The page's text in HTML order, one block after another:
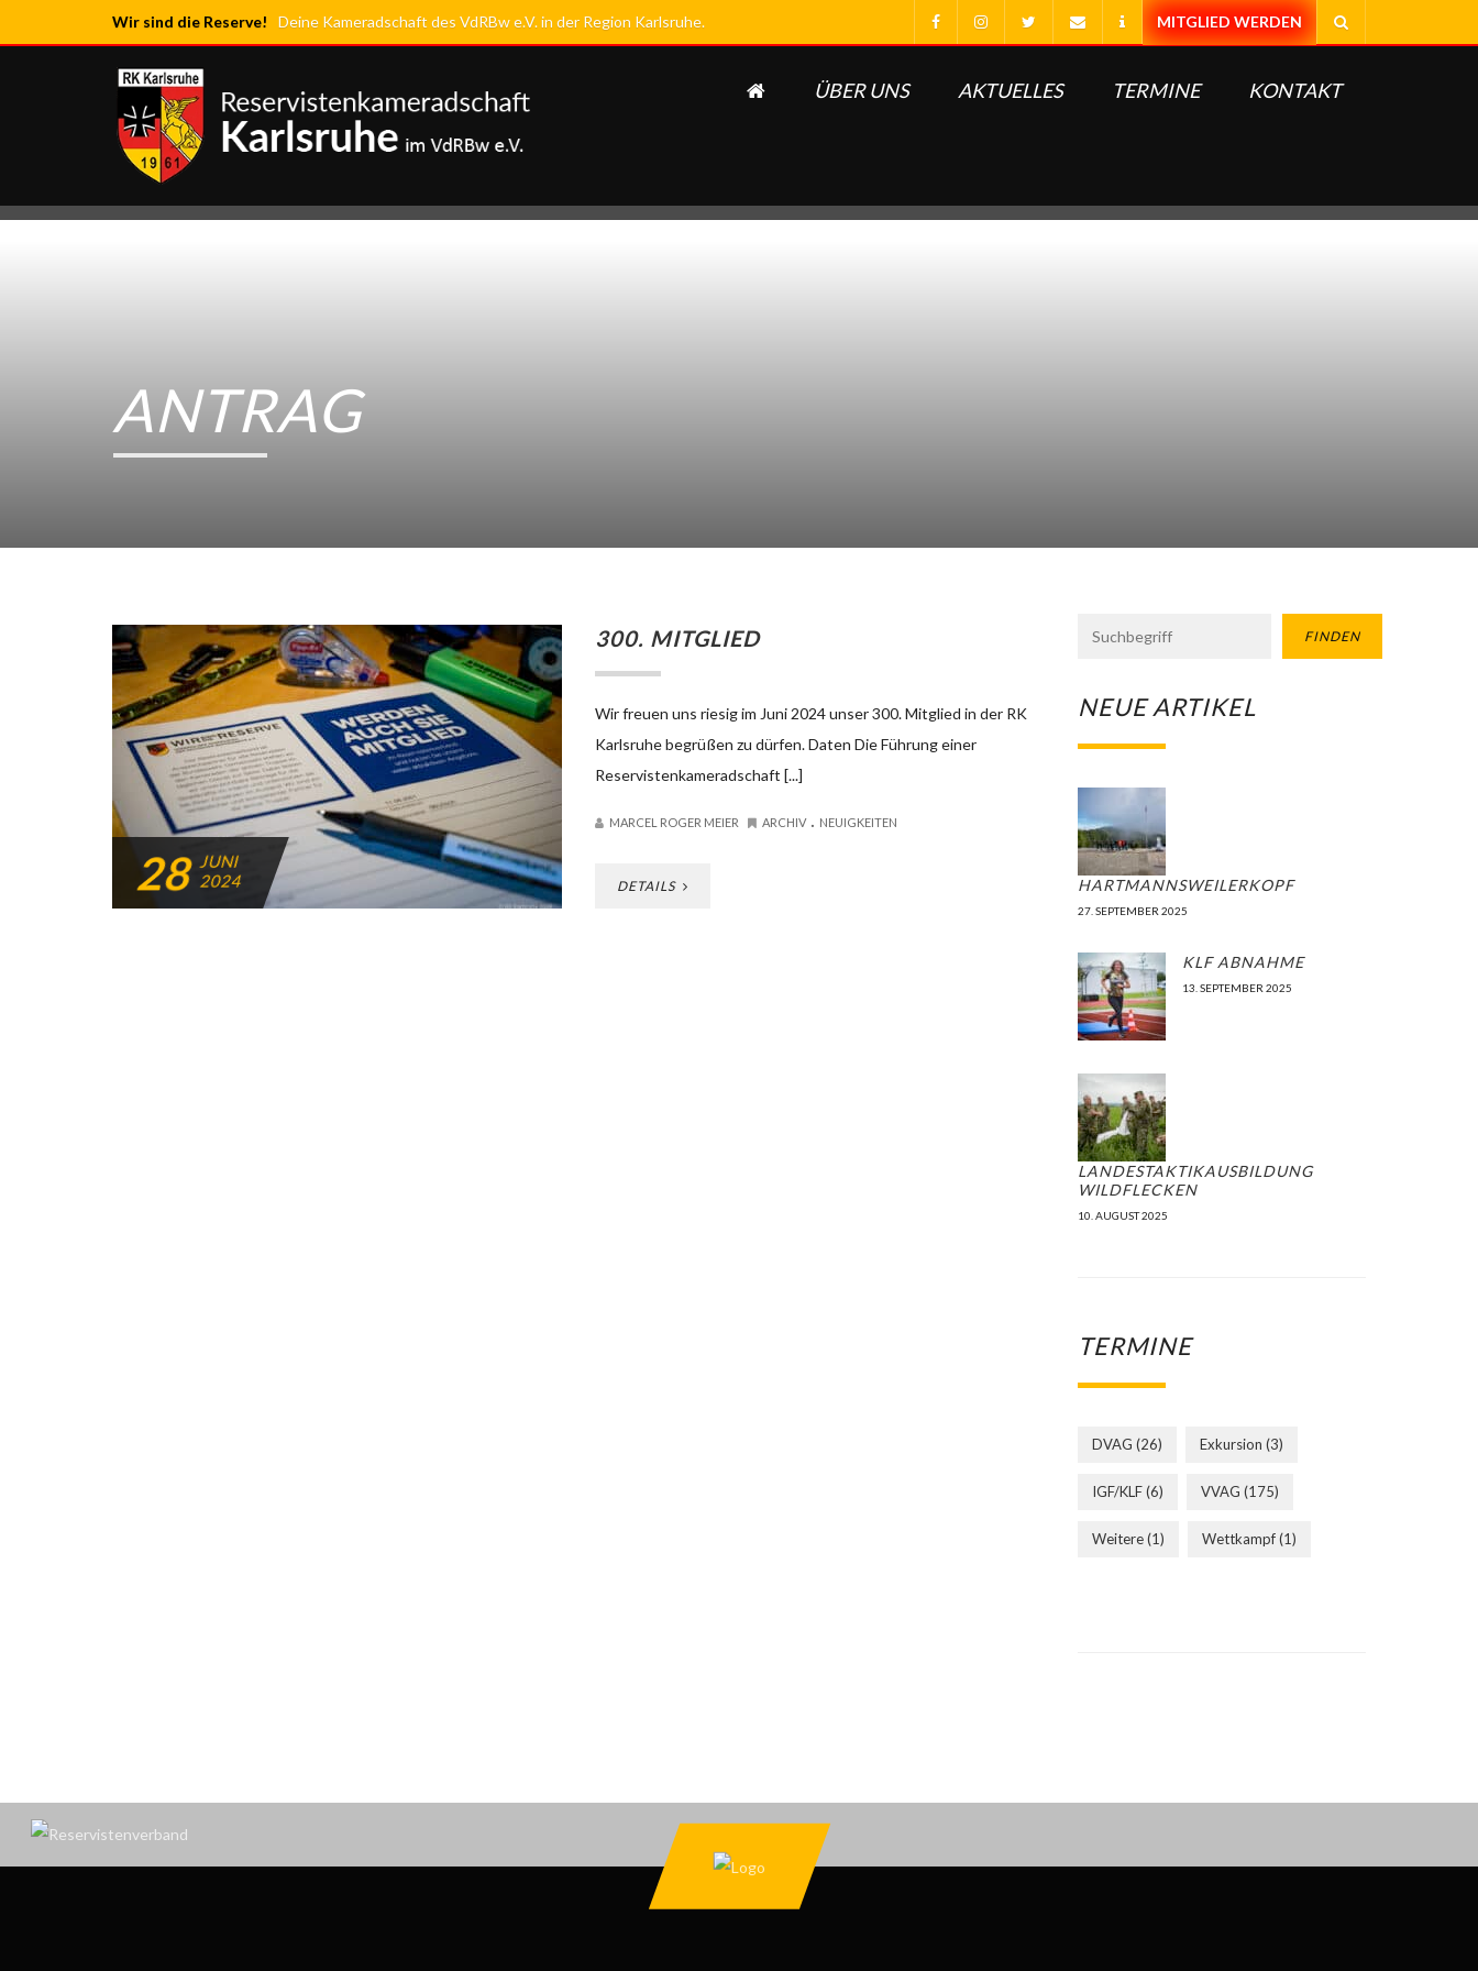
Wir sind die Reserve! Deine Kameradschaft des VdRBw e.V. in der Region Karlsruhe.
ÜBER UNS AKTUELLES TERMINE KONTAKT
ANTRAG
28 JUNI
2024
300. MITGLIED
Wir freuen uns riesig im Juni 2024 unser 300. Mitglied in der RK
Karlsruhe begrüßen zu dürfen. Daten Die Führung einer
Reservistenkameradschaft [...]
MARCEL ROGER MEIER ARCHIV . NEUIGKEITEN
DETAILS
FINDEN
NEUE ARTIKEL
HARTMANNSWEILERKOPF
27. SEPTEMBER 2025
KLF ABNAHME
13. SEPTEMBER 2025
LANDESTAKTIKAUSBILDUNG
WILDFLECKEN
10. AUGUST 2025
TERMINE
DVAG (26) Exkursion (3)
IGF/KLF(6) VVAG (175)
Weitere(1) Wettkampf(1)